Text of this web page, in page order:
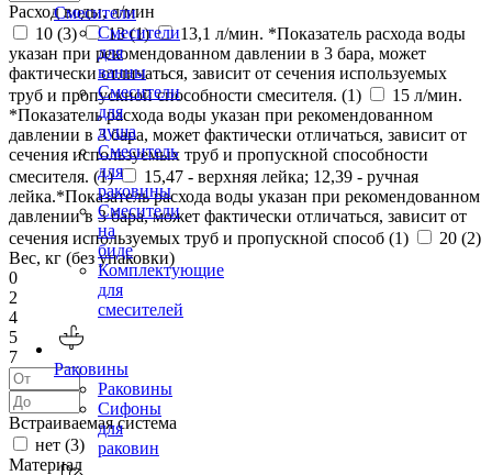
Смесители
Смесители
для
ванны
Смесители
для
душа
Смеситель
для
раковины
Смесители
на
биде
Комплектующие
для
смесителей
Раковины
Раковины
Сифоны
для
раковин
Расход воды, л/мин
10 (3) 13 (1)
13,1 л/мин. *Показатель расхода воды
указан при рекомендованном давлении в 3 бара, может
фактически отличаться, зависит от сечения используемых
труб и пропускной способности смесителя. (1)
15 л/мин.
*Показатель расхода воды указан при рекомендованном
давлении в 3 бара, может фактически отличаться, зависит от
сечения используемых труб и пропускной способности
смесителя. (1)
15,47 - верхняя лейка; 12,39 - ручная
лейка.*Показатель расхода воды указан при рекомендованном
давлении в 3 бара, может фактически отличаться, зависит от
сечения используемых труб и пропускной способ (1) 20 (2)
Вес, кг (без упаковки)
0
2
4
5
7
Встраиваемая система
нет (3)
Материал